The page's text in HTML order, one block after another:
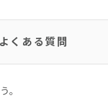
よくある質問
。